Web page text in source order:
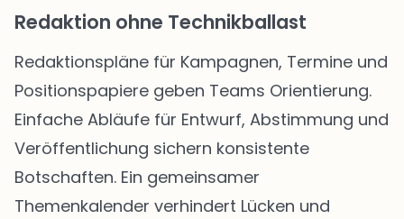
Redaktion ohne Technikballast
Redaktionspläne für Kampagnen, Termine und
Positionspapiere geben Teams Orientierung.
Einfache Abläufe für Entwurf, Abstimmung und
Veröffentlichung sichern konsistente
Botschaften. Ein gemeinsamer
Themenkalender verhindert Lücken und